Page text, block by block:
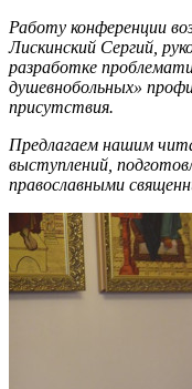
Работу конференции
Лискинский Сергий,
разработке
душевнобольных»
присутствия.
Предлагаем нашим
выступлений,
православными